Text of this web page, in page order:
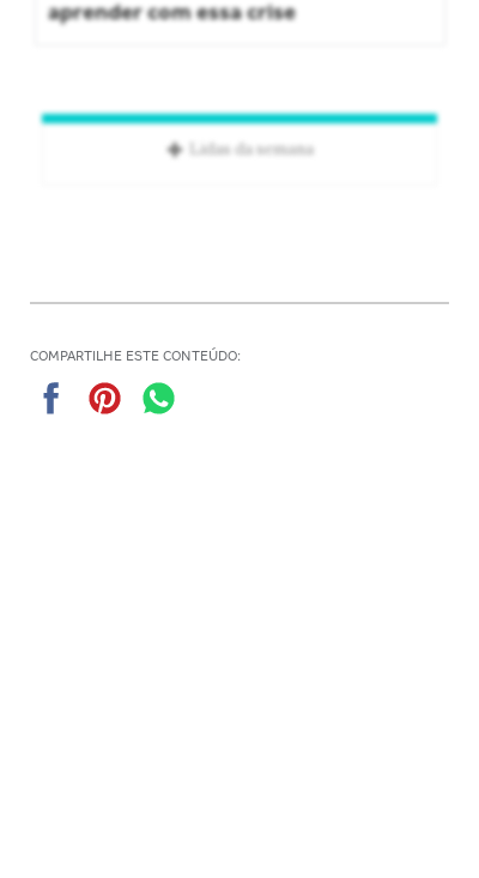
aprender com essa crise
Lidas da semana
COMPARTILHE ESTE CONTEÚDO: